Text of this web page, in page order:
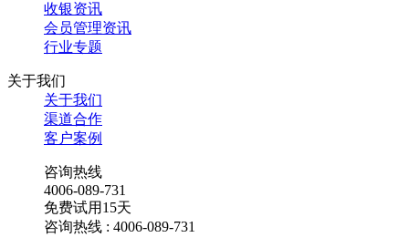
收银资讯
会员管理资讯
行业专题
关于我们
关于我们
渠道合作
客户案例
咨询热线
4006-089-731
免费试用15天
咨询热线 : 4006-089-731